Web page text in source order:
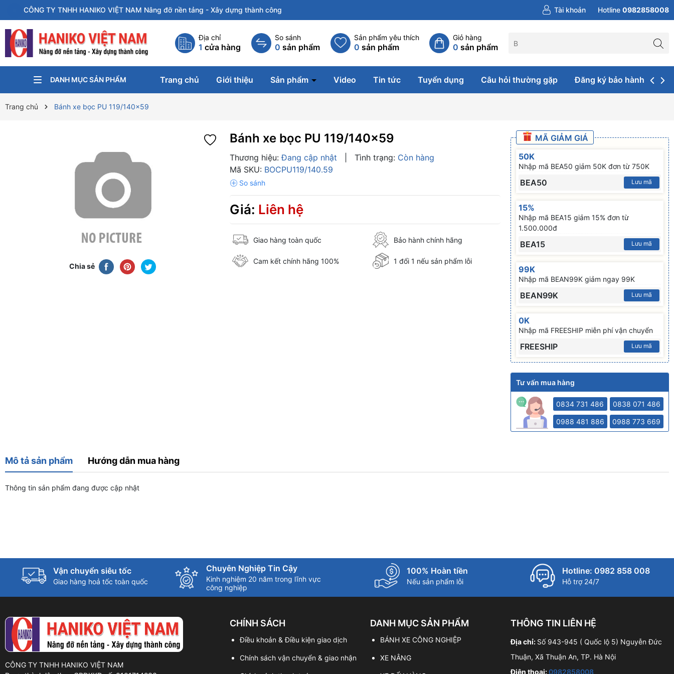
CÔNG TY TNHH HANIKO VIỆT NAM Nâng đỡ nền tảng - Xây dựng thành công Tài khoản Hotline 0982858008
Địa chỉ
1 cửa hàng
So sánh
0 sản phẩm
Sản phẩm yêu thích
0 sản phẩm
Giỏ hàng
0 sản phẩm
DANH MỤC SẢN PHẨM Trang chủ Giới thiệu Sản phẩm Video Tin tức Tuyển dụng Câu hỏi thường gặp Đăng ký bảo hành & sửa
Trang chủ Bánh xe bọc PU 119/140x59
Chia sẻ
Bánh xe bọc PU 119/140x59
Thương hiệu: Đang cập nhật Tình trạng: Còn hàng
Mã SKU: BOCPU119/140.59
Giá: Liên hệ
Giao hàng toàn quốc Bảo hành chính hãng
Cam kết chính hãng 100% 1 đổi 1 nếu sản phẩm lỗi
MÃ GIẢM GIÁ
50K
Nhập mã BEA50 giảm 50K đơn từ 750K
BEA50 Lưu mã
15%
Nhập mã BEA15 giảm 15% đơn từ
1.500.000đ
BEA15 Lưu mã
99K
Nhập mã BEAN99K giảm ngay 99K
BEAN99K Lưu mã
0K
Nhập mã FREESHIP miễn phí vận chuyển
FREESHIP Lưu mã
Tư vấn mua hàng
0834 731 486 0838 071 486
0988 481 886 0988 773 669
Mô tả sản phẩm Hướng dẫn mua hàng
Thông tin sản phẩm đang được cập nhật
Vận chuyển siêu tốc
Giao hàng hoả tốc toàn quốc
Chuyên Nghiệp Tin Cậy
Kinh nghiệm 20 năm trong lĩnh vực
công nghiệp
100% Hoàn tiền
Nếu sản phẩm lỗi
Hotline: 0982 858 008
Hỗ trợ 24/7
CÔNG TY TNHH HANIKO VIỆT NAM
CHÍNH SÁCH
Điều khoản & Điều kiện giao dịch
Chính sách vận chuyển & giao nhận
DANH MỤC SẢN PHẨM
BÁNH XE CÔNG NGHIỆP
XE NÂNG
THÔNG TIN LIÊN HỆ
Địa chỉ: Số 943-945 ( Quốc lộ 5) Nguyễn Đức
Thuận, Xã Thuận An, TP. Hà Nội
Điện thoại:0982858008